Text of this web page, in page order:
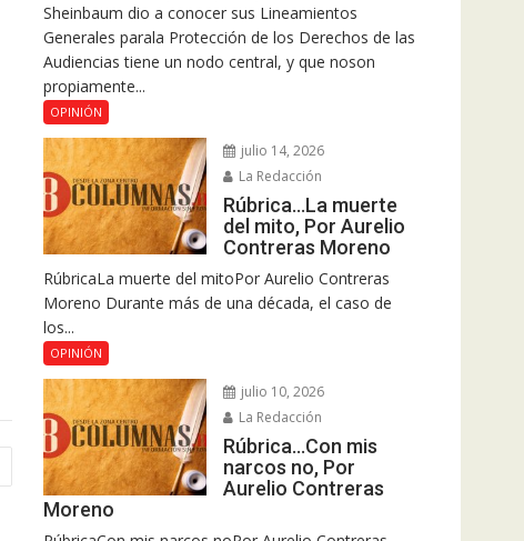
Sheinbaum dio a conocer sus Lineamientos
Generales parala Protección de los Derechos de las
Audiencias tiene un nodo central, y que noson
propiamente...
OPINIÓN
julio 14, 2026
La Redacción
Rúbrica…La muerte
del mito, Por Aurelio
Contreras Moreno
RúbricaLa muerte del mitoPor Aurelio Contreras
Moreno Durante más de una década, el caso de
los...
OPINIÓN
julio 10, 2026
La Redacción
Rúbrica…Con mis
narcos no, Por
Aurelio Contreras
Moreno